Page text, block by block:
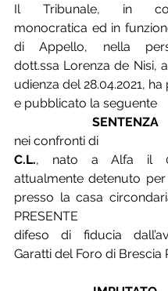
Il Tribunale, in
monocratica ed in
di Appello, nella
dott.ssa Lorenza de Nisi,
udienza del 28.04.2021,
e pubblicato la seguente
SENTENZA
nei confronti di
C.L., nato a Alfa il
attualmente detenuto
presso la casa
PRESENTE
difeso di fiducia
Garatti del Foro di Brescia